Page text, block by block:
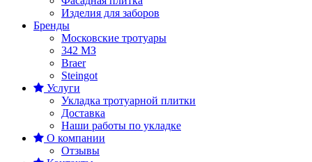
Изделия для заборов
Бренды
Московские тротуары
342 MЗ
Braer
Steingot
Услуги
Укладка тротуарной плитки
Доставка
Наши работы по укладке
О компании
Отзывы